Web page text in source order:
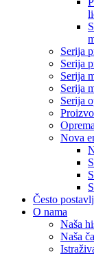
Serija
Serija
Serija
Serija
Serija
Nova
Često
O nama
Naša
Naša